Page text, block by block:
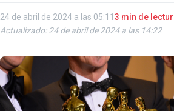
24 de abril de 2024 a las 05:11 3 min de
Actualizado: 24 de abril de 2024 a las 14:22